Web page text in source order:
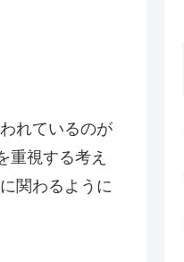
れているのが
重視する考え
関わるように